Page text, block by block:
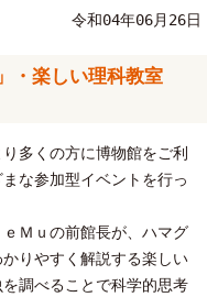
令和04年06月26日
・楽しい理科教室
多くの方に博物館をご利
な参加型イベントを行っ
Ｍｕの前館長が、ハマグ
りやすく解説する楽しい
調べることで科学的思考